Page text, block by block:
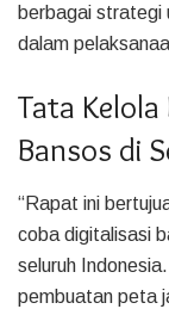
berbagai strategi
dalam
Tata
Bansos di
“Rapat ini
coba digitalisasi
seluruh
pembuatan peta